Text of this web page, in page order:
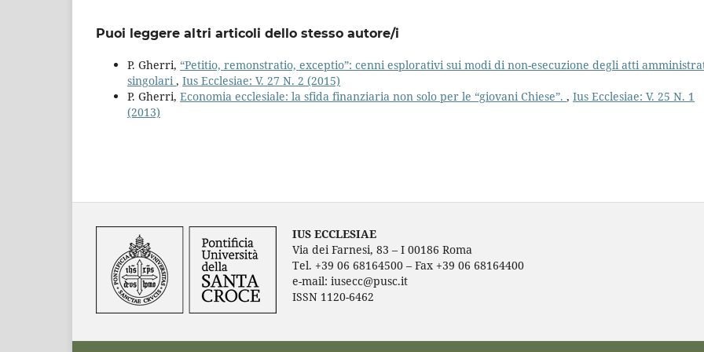
Puoi leggere altri articoli dello stesso autore/i
P. Gherri, “Petitio, remonstratio, exceptio”: cenni esplorativi sui modi di non-esecuzione degli atti
singolari, Ius Ecclesiae: V. 27 N. 2 (2015)
P. Gherri, Economia ecclesiale: la sfida finanziaria non solo per le “giovani Chiese”. , Ius Ecclesiae: V. 25 N. 1
(2013)
IUS ECCLESIAE
Via dei Farnesi, 83 – I 00186 Roma
Tel. +39 06 68164500 – Fax +39 06 68164400
e-mail: iusecc@pusc.it
ISSN 1120-6462